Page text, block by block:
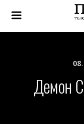
Демон